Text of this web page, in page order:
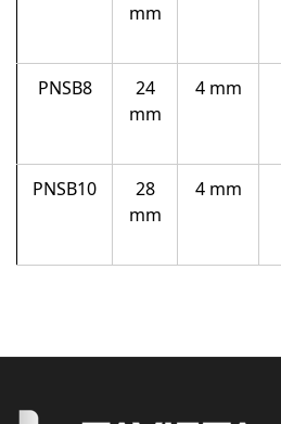
mm
PNSB8
24
mm
4 mm
PNSB10
28
mm
4 mm